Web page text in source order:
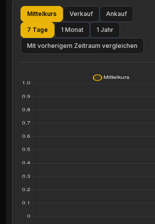
Mittelkurs Verkauf Ankauf
7 Tage 1 Monat 1 Jahr
Mit vorherigem Zeitraum vergleichen